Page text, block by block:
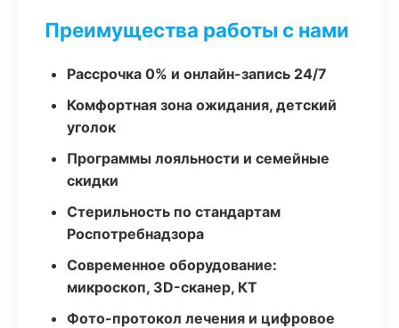
Преимущества работы с нами
Рассрочка 0% и онлайн-запись 24/7
Комфортная зона ожидания, детский
уголок
Программы лояльности и семейные
скидки
Стерильность по стандартам
Роспотребнадзора
Современное оборудование:
микроскоп, 3D-сканер, КТ
Фото-протокол лечения и цифровое